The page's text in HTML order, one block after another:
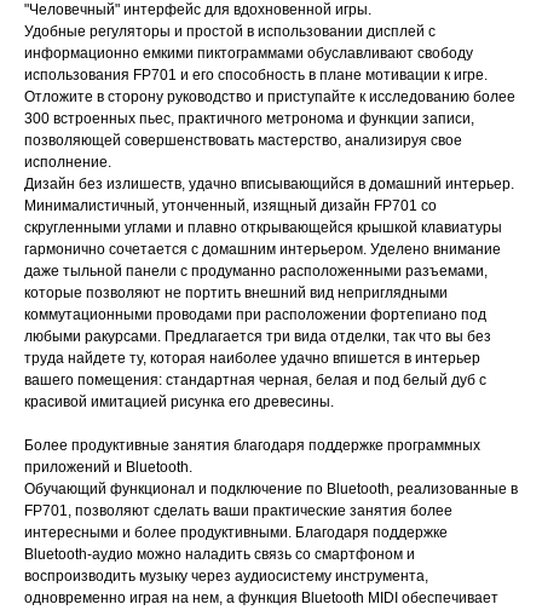
"Человечный" интерфейс для вдохновенной игры.
Удобные регуляторы и простой в использовании дисплей с
информационно емкими пиктограммами обуславливают свободу
использования FP701 и его способность в плане мотивации к игре.
Отложите в сторону руководство и приступайте к исследованию более
300 встроенных пьес, практичного метронома и функции записи,
позволяющей совершенствовать мастерство, анализируя свое
исполнение.
Дизайн без излишеств, удачно вписывающийся в домашний интерьер.
Минималистичный, утонченный, изящный дизайн FP701 со
скругленными углами и плавно открывающейся крышкой клавиатуры
гармонично сочетается с домашним интерьером. Уделено внимание
даже тыльной панели с продуманно расположенными разъемами,
которые позволяют не портить внешний вид неприглядными
коммутационными проводами при расположении фортепиано под
любыми ракурсами. Предлагается три вида отделки, так что вы без
труда найдете ту, которая наиболее удачно впишется в интерьер
вашего помещения: стандартная черная, белая и под белый дуб с
красивой имитацией рисунка его древесины.
Более продуктивные занятия благодаря поддержке программных
приложений и Bluetooth.
Обучающий функционал и подключение по Bluetooth, реализованные в
FP701, позволяют сделать ваши практические занятия более
интересными и более продуктивными. Благодаря поддержке
Bluetooth-аудио можно наладить связь со смартфоном и
воспроизводить музыку через аудиосистему инструмента,
одновременно играя на нем, а функция Bluetooth MIDI обеспечивает